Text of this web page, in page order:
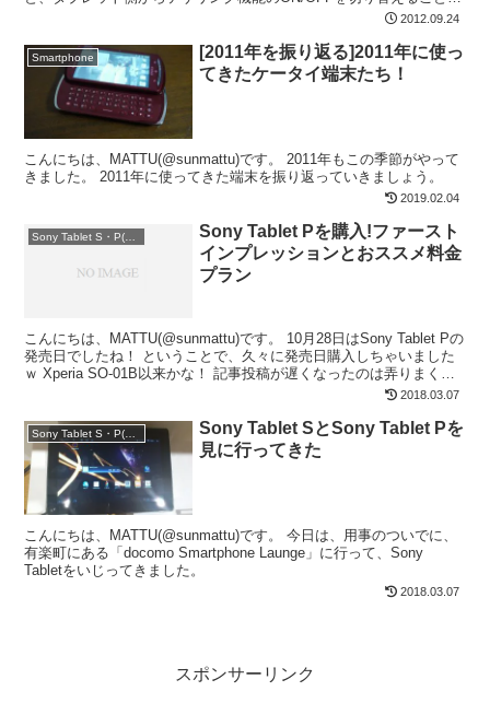
2012.09.24
Smartphone
[2011年を振り返る]2011年に使っ
てきたケータイ端末たち！
こんにちは、MATTU(@sunmattu)です。 2011年もこの季節がやって
きました。 2011年に使ってきた端末を振り返っていきましょう。
2019.02.04
Sony Tablet Pを購入!ファースト
インプレッションとおススメ料金
プラン
こんにちは、MATTU(@sunmattu)です。 10月28日はSony Tablet Pの
発売日でしたね！ ということで、久々に発売日購入しちゃいました
ｗ Xperia SO-01B以来かな！ 記事投稿が遅くなったのは弄りまくっ
2018.03.07
Sony Tablet SとSony Tablet Pを
見に行ってきた
こんにちは、MATTU(@sunmattu)です。 今日は、用事のついでに、
有楽町にある「docomo Smartphone Launge」に行って、Sony
Tabletをいじってきました。
2018.03.07
スポンサーリンク